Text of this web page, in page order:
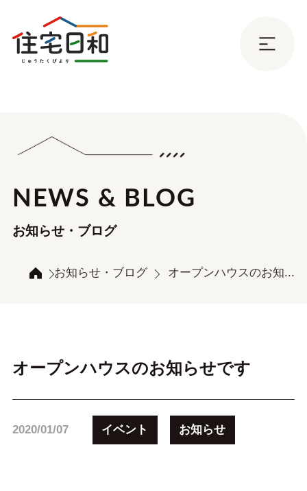
NEWS & BLOG
お知らせ・ブログ
お知らせ・ブログ オープンハウスのお知...
オープンハウスのお知らせです
2020/01/07 イベント お知らせ